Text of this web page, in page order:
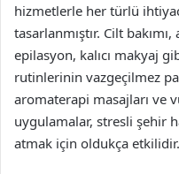
hizmetlerle her türlü
tasarlanmıştır. Cilt
epilasyon, kalıcı makyaj
rutinlerinin vazgeçilmez
aromaterapi masajları ve
uygulamalar, stresli şehir
atmak için oldukça etkilidir.